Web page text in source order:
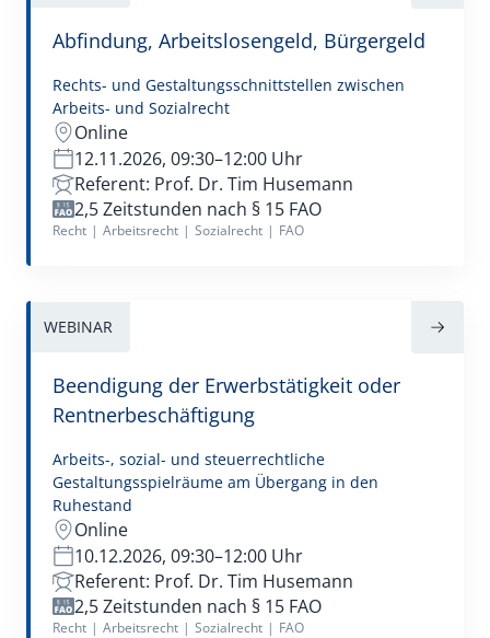
Abfindung, Arbeitslosengeld, Bürgergeld
Rechts- und Gestaltungsschnittstellen zwischen
Arbeits- und Sozialrecht
Online
12.11.2026, 09:30–12:00 Uhr
Referent: Prof. Dr. Tim Husemann
2,5 Zeitstunden nach § 15 FAO
Recht | Arbeitsrecht | Sozialrecht | FAO
WEBINAR
Beendigung der Erwerbstätigkeit oder
Rentnerbeschäftigung
Arbeits-, sozial- und steuerrechtliche
Gestaltungsspielräume am Übergang in den
Ruhestand
Online
10.12.2026, 09:30–12:00 Uhr
Referent: Prof. Dr. Tim Husemann
2,5 Zeitstunden nach § 15 FAO
Recht | Arbeitsrecht | Sozialrecht | FAO